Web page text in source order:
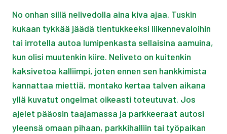
No onhan sillä nelivedolla aina kiva ajaa. Tuskin
kukaan tykkää jäädä tientukkeeksi liikennevaloihin
tai irrotella autoa lumipenkasta sellaisina aamuina,
kun olisi muutenkin kiire. Neliveto on kuitenkin
kaksivetoa kalliimpi, joten ennen sen hankkimista
kannattaa miettiä, montako kertaa talven aikana
yllä kuvatut ongelmat oikeasti toteutuvat. Jos
ajelet pääosin taajamassa ja parkkeeraat autosi
yleensä omaan pihaan, parkkihalliin tai työpaikan